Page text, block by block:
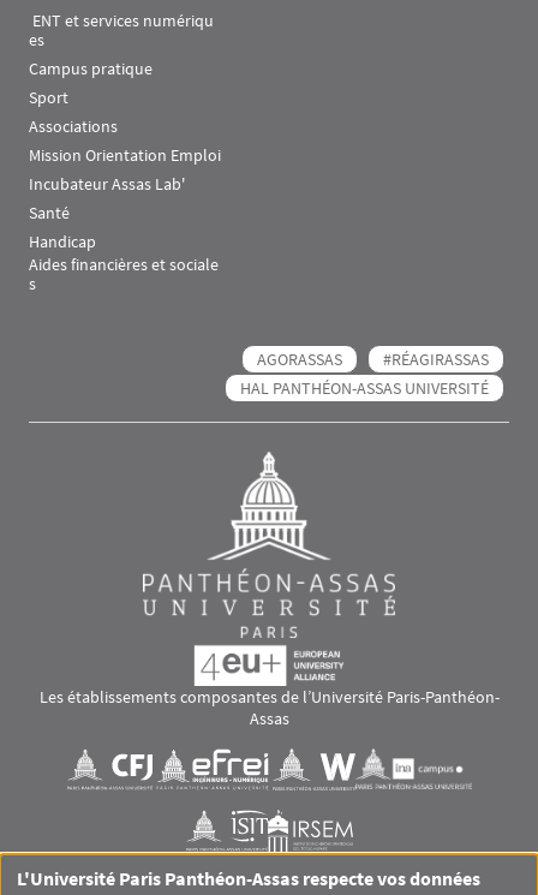
es
Campus pratique
Sport
Associations
Mission Orientation Emploi
Incubateur Assas Lab'
Santé
Handicap
Aides financières et sociale
s
AGORASSAS
#RÉAGIRASSAS
HAL PANTHÉON-ASSAS UNIVERSITÉ
Les établissements composantes de l’Université Paris-Panthéon-
Assas
Visuel svgVisuel svg Visuel svgVisuel svg
Visuel svgVisuel svg
L'Université Paris Panthéon-Assas respecte vos données